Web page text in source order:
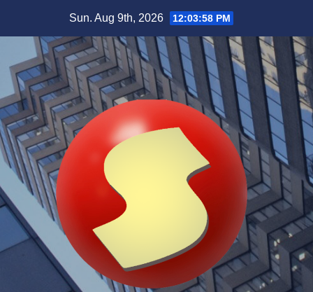
content
Sun. Aug 9th, 2026 12:03:59 PM